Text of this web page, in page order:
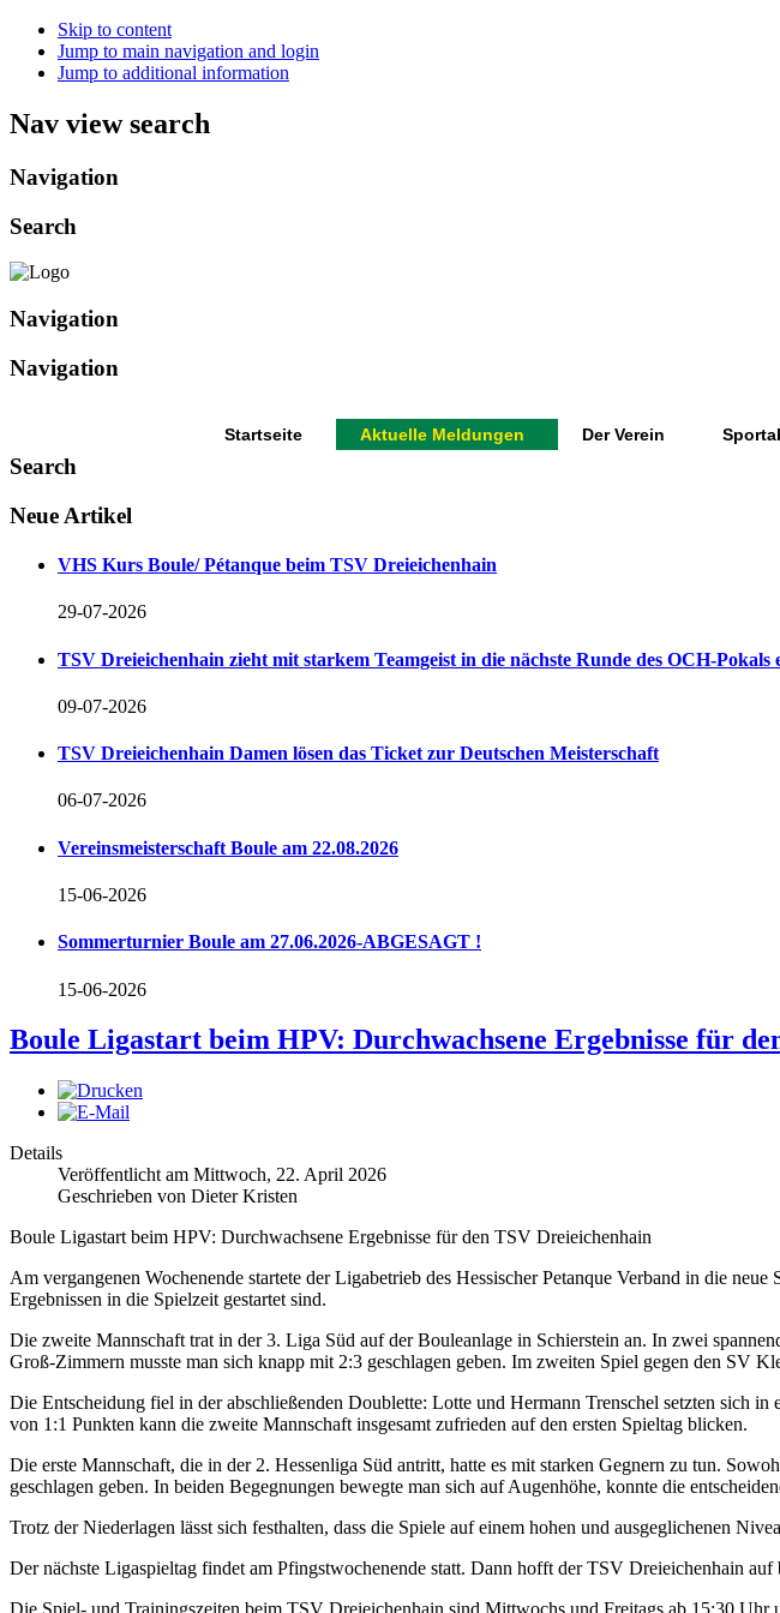
Skip to content
Jump to main navigation and login
Jump to additional information
Nav view search
Navigation
Search
Navigation
Navigation
Startseite Aktuelle Meldungen Der Verein
Search
Neue Artikel
VHS Kurs Boule/ Pétanque beim TSV Dreieichenhain
29-07-2026
TSV Dreieichenhain zieht mit starkem Teamgeist in die nächste Runde des OCH-Pokals
09-07-2026
TSV Dreieichenhain Damen lösen das Ticket zur Deutschen Meisterschaft
06-07-2026
Vereinsmeisterschaft Boule am 22.08.2026
15-06-2026
Sommerturnier Boule am 27.06.2026-ABGESAGT !
15-06-2026
Boule Ligastart beim HPV: Durchwachsene Ergebnisse für
Details
Veröffentlicht am Mittwoch, 22. April 2026
Geschrieben von Dieter Kristen
Boule Ligastart beim HPV: Durchwachsene Ergebnisse für den TSV Dreieichenhain
Am vergangenen Wochenende startete der Ligabetrieb des Hessischer Petanque Verband in die
Ergebnissen in die Spielzeit gestartet sind.
Die zweite Mannschaft trat in der 3. Liga Süd auf der Bouleanlage in Schierstein an. In zwei
Groß-Zimmern musste man sich knapp mit 2:3 geschlagen geben. Im zweiten Spiel gegen den SV
Die Entscheidung fiel in der abschließenden Doublette: Lotte und Hermann Trenschel setzten sich
von 1:1 Punkten kann die zweite Mannschaft insgesamt zufrieden auf den ersten Spieltag blicken.
Die erste Mannschaft, die in der 2. Hessenliga Süd antritt, hatte es mit starken Gegnern zu tun.
geschlagen geben. In beiden Begegnungen bewegte man sich auf Augenhöhe, konnte die
Trotz der Niederlagen lässt sich festhalten, dass die Spiele auf einem hohen und ausgeglichenen
Der nächste Ligaspieltag findet am Pfingstwochenende statt. Dann hofft der TSV Dreieichenhain